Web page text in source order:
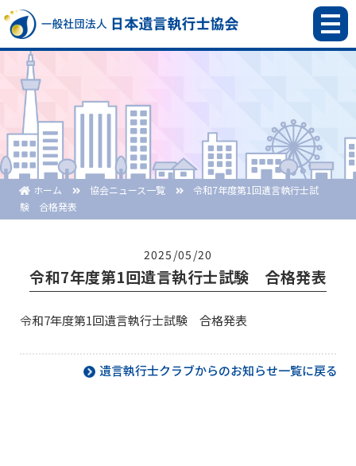
ホーム 協会ニュース一覧
令和7年度第1回遺言執行士試
験 合格発表
2025/05/20
令和7年度第1回遺言執行士試験 合格発表
令和7年度第1回遺言執行士試験 合格発表
遺言執行士クラブからのお知らせ一覧に戻る